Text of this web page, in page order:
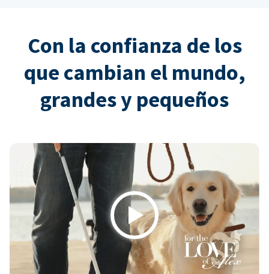
Con la confianza de los
que cambian el mundo,
grandes y pequeños
Play